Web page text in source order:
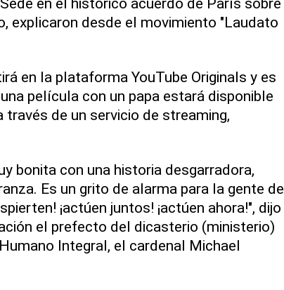
explicaron desde el movimiento "Laudato
en la plataforma YouTube Originals y es
película con un papa estará disponible
de un servicio de streaming,
bonita con una historia desgarradora,
Es un grito de alarma para la gente de
¡actúen juntos! ¡actúen ahora!", dijo
el prefecto del dicasterio (ministerio)
Integral, el cardenal Michael